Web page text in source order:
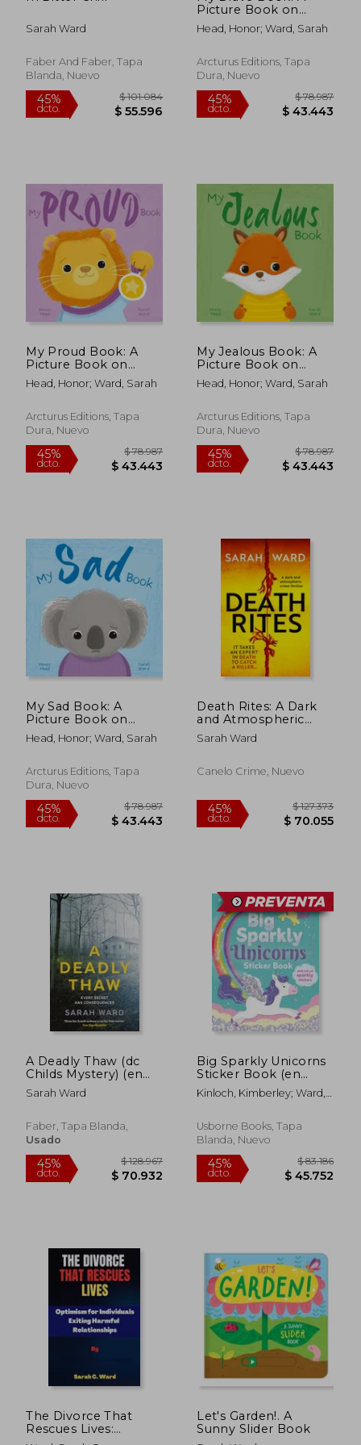
45%
Sarah Ward
Faber And Faber, Tapa
Blanda, Nuevo
45%
dcto.
$ 101.084
$ 55.596
Picture Book on
Understanding and
Managing Emotions
Head, Honor; Ward, Sarah
Arcturus Editions, Tapa
Dura, Nuevo
45%
dcto.
$
My Proud Book: A
Picture Book on
Understanding and
Managing Emotions
Head, Honor; Ward, Sarah
Arcturus Editions, Tapa
Dura, Nuevo
45%
dcto.
My Jealous Book: A
Picture Book on
Understanding and
Managing Emotions
Head, Honor; Ward, Sarah
Arcturus Editions, Tapa
Dura, Nuevo
45%
dcto. $
My Sad Book: A
Picture Book on
Understanding and
Managing Emotions
Head, Honor; Ward, Sarah
Arcturus Editions, Tapa
Dura, Nuevo
Death Rites: A Dark
and Atmospheric
Crime Thriller (Carla
James Crime
Sarah Ward
Canelo Crime, Nuevo
A Deadly Thaw (dc
Childs Mystery) (en
Inglés)
Sarah Ward
Faber, Tapa Blanda,
Usado
Big Sparkly Unicorns
Sticker Book (en
Inglés)
Kinloch, Kimberley; Ward,
Usborne Books, Tapa
Blanda, Nuevo
The Divorce That
Rescues Lives:
Optimism for
Let's Garden!. A
Sunny Slider Book